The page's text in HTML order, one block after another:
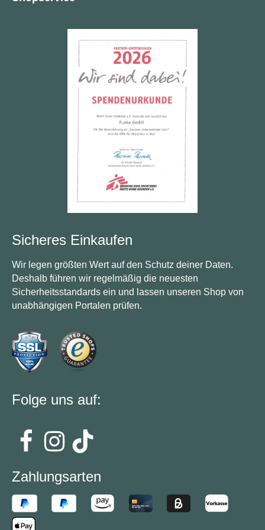
Sicheres Einkaufen
Wir legen größten Wert auf den Schutz deiner Daten.
Deshalb führen wir regelmäßig die neuesten
Sicherheitsstandards ein und lassen unseren Shop von
unabhängigen Portalen prüfen.
Folge uns auf:
Zahlungsarten